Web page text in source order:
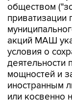
обществом
приватизации
акций МАШ
условия о
деятельности
мощностей и
иностранным
или косвенно